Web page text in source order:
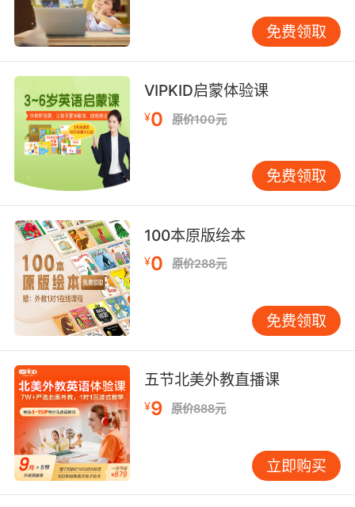
任务驱动，提升能力
以任务为核心的角色扮演游戏设计，能够让学生
在完成特定任务的过程中，有针对性地提升英语
能力。对于六年级学生来说，任务的难度应适中
且具有明确的层次性。例如在“餐厅点餐”角色扮
演游戏中，初级任务可以是让学生正确使用基本
句型点餐，如“I’d like a hamburger and a glass
of juice.” 随着游戏进展，任务可以升级为处理特
殊要求，如食物过敏告知、更换菜品协商等，这
就需要学生灵活运用更多复杂的英语表达。
教育实践证明，任务驱动型教学法能有效激发学
生的学习动机。当学生明确了自己在角色扮演中
的任务目标，他们会更主动地投入到英语学习
中。在上述餐厅点餐游戏中，学生们为了顺利完
成点餐任务，会提前复习相关词汇，在游戏过程
中不断尝试运用新学句型，甚至会相互交流技
巧，共同解决遇到的问题。这种自主探究式的学
习过程，极大地提升了他们的语言输出能力和应
变能力，使他们在实践中逐渐掌握英语这门语言
工具，为今后的学习与生活做好充分准备。
小组协作，综合发展
免费领取
VIPKID启蒙体验课
¥0 原价100元
免费领取
100本原版绘本
¥0 原价288元
免费领取
五节北美外教直播课
¥9 原价888元
立即购买